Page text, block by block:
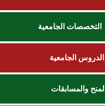
التخصصات الجامعية
الدروس الجامعية
المنح والمسابقات